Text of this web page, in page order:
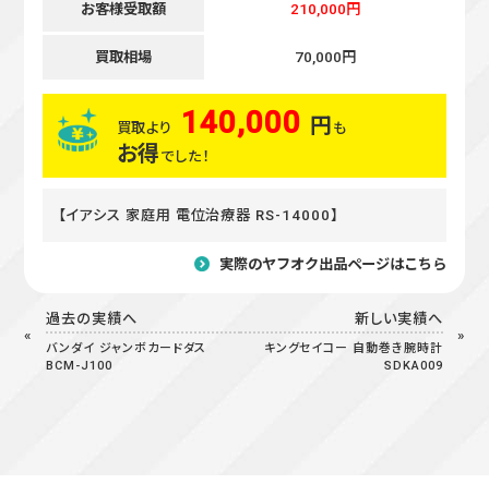
お客様受取額 210,000円
買取相場 70,000円
買取より 140,000 円 も
お得 でした！
【イアシス 家庭用 電位治療器 RS-14000】
実際のヤフオク出品ページはこちら
過去の実績へ
バンダイ ジャンボカードダス
BCM-J100
新しい実績へ
キングセイコー 自動巻き腕時計
SDKA009